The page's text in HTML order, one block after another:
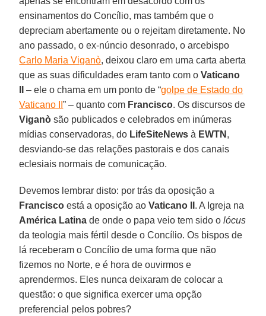
ensinamentos do Concílio, mas também que o
depreciam abertamente ou o rejeitam diretamente. No
ano passado, o ex-núncio desonrado, o arcebispo
Carlo Maria Viganò, deixou claro em uma carta aberta
que as suas dificuldades eram tanto com oVaticano
– ele o chama em um ponto de “golpe de Estado do
Vaticano II” – quanto com Francisco. Os discursos de
Viganò são publicados e celebrados em inúmeras
mídias conservadoras, do LifeSiteNews à EWTN ,
desviando-se das relações pastorais e dos canais
eclesiais normais de comunicação.
Devemos lembrar disto: por trás da oposição a
Francisco está a oposição aoVaticano II . A Igreja na
América Latina de onde o papa veio tem sido olócus
da teologia mais fértil desde o Concílio. Os bispos de
lá receberam o Concílio de uma forma que não
fizemos no Norte, e é hora de ouvirmos e
aprendermos. Eles nunca deixaram de colocar a
questão: o que significa exercer uma opção
preferencial pelos pobres?